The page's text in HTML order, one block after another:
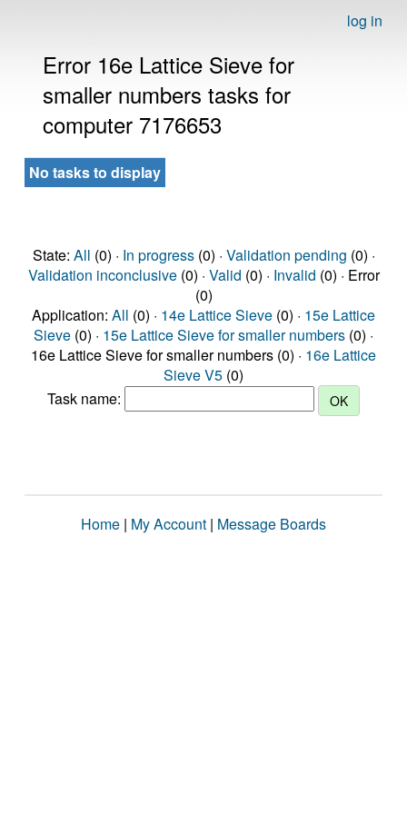
log in
Error 16e Lattice Sieve for
smaller numbers tasks for
computer 7176653
No tasks to display
State: All (0) · In progress(0) · Validation pending (0) ·
Validation inconclusive(0) · Valid (0) · Invalid (0) · Error
(0)
Application: All (0) · 14e Lattice Sieve (0) · 15e Lattice
Sieve (0) · 15e Lattice Sieve for smaller numbers (0) ·
16e Lattice Sieve for smaller numbers (0) · 16e Lattice
Sieve V5 (0)
Task name:
Home | My Account | Message Boards